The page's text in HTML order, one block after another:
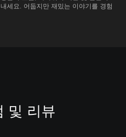
세요. 어둡지만 재밌는 이야기를 경험
및 리뷰